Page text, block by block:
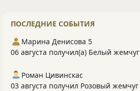
ПОСЛЕДНИЕ СОБЫТИЯ
Марина Денисова 5
06 августа получил(а) Белый жемчуг
Роман Цивинскас
03 августа получил Розовый жемчуг